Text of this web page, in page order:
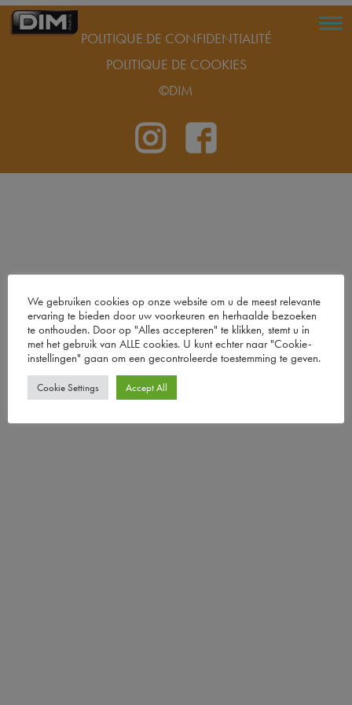
POLITIQUE DE CONFIDENTIALITÉ
POLITIQUE DE COOKIES
©DIM
We gebruiken cookies op onze website om u de meest relevante
ervaring te bieden door uw voorkeuren en herhaalde bezoeken
te onthouden. Door op "Alles accepteren" te klikken, stemt u in
met het gebruik van ALLE cookies. U kunt echter naar "Cookie-
instellingen" gaan om een ​​gecontroleerde toestemming te geven.
Cookie Settings Accept All